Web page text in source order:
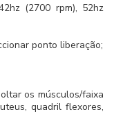
(2700 rpm), 52hz
ponto liberação;
os músculos/faixa
quadril flexores,